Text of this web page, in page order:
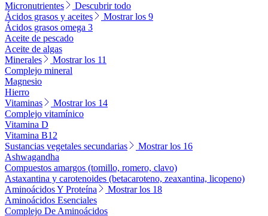
Micronutrientes
Descubrir todo
Ácidos grasos y aceites
Mostrar los 9
Ácidos grasos omega 3
Aceite de pescado
Aceite de algas
Minerales
Mostrar los 11
Complejo mineral
Magnesio
Hierro
Vitaminas
Mostrar los 14
Complejo vitamínico
Vitamina D
Vitamina B12
Sustancias vegetales secundarias
Mostrar los 16
Ashwagandha
Compuestos amargos (tomillo, romero, clavo)
Astaxantina y carotenoides (betacaroteno, zeaxantina, licopeno)
Aminoácidos Y Proteína
Mostrar los 18
Aminoácidos Esenciales
Complejo De Aminoácidos